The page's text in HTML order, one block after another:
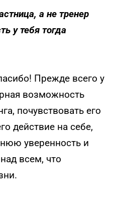
а не тренер
у тебя тогда
Прежде всего у
возможность
почувствовать его
действие на себе,
уверенность и
всем, что